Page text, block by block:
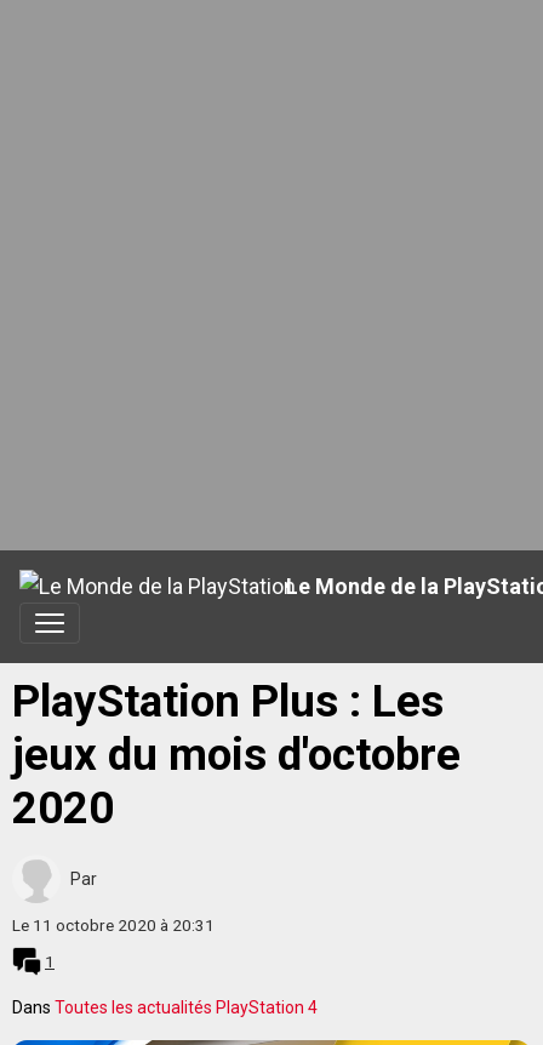
Le Monde de la
PlayStation Plus : Les
jeux du mois d'octobre
2020
Par
Le 11 octobre 2020 à 20:31
1
Dans Toutes les actualités PlayStation 4